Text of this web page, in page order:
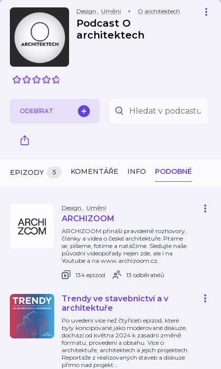
Design , Umění O architektech
Podcast O
architektech
ODEBÍRAT
EPIZODY 5 KOMENTÁŘE INFO PODOBNÉ
Design , Umění
ARCHIZOOM
ARCHIZOOM přináší pravidelně rozhovory,
články a videa o české architektuře. Ptáme
se, píšeme, fotíme a natáčíme. Sledujte naše
původní videopořady nejen zde, ale i na
Youtube a na www.archizoom.cz.
134 epizod
13 odběratelů
Trendy ve stavebnictví a v
architektuře
Po uvedení více než čtyřiceti epizod, které
byly koncipované jako moderované diskuze,
dochází od května 2024 k zásadní změně
formátu, provedení a obsahu. Více o
architektuře, architektech a jejich projektech.
Reportáže z realizovaných staveb a diskuze
přímo nad projekt…